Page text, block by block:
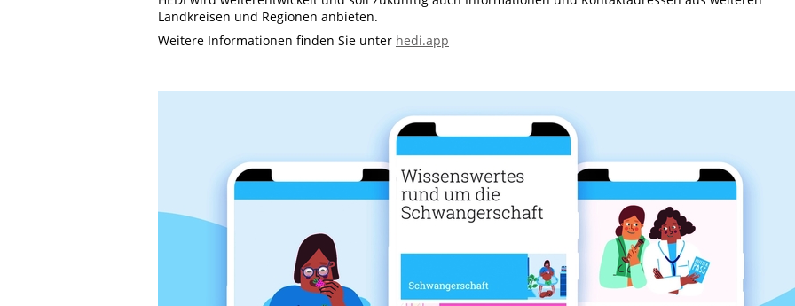
Landkreisen und Regionen anbieten.
Weitere Informationen finden Sie unter hedi.app